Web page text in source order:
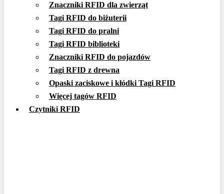
Znaczniki RFID dla zwierząt
Tagi RFID do biżuterii
Tagi RFID do pralni
Tagi RFID biblioteki
Znaczniki RFID do pojazdów
Tagi RFID z drewna
Opaski zaciskowe i kłódki Tagi RFID
Więcej tagów RFID
Czytniki RFID